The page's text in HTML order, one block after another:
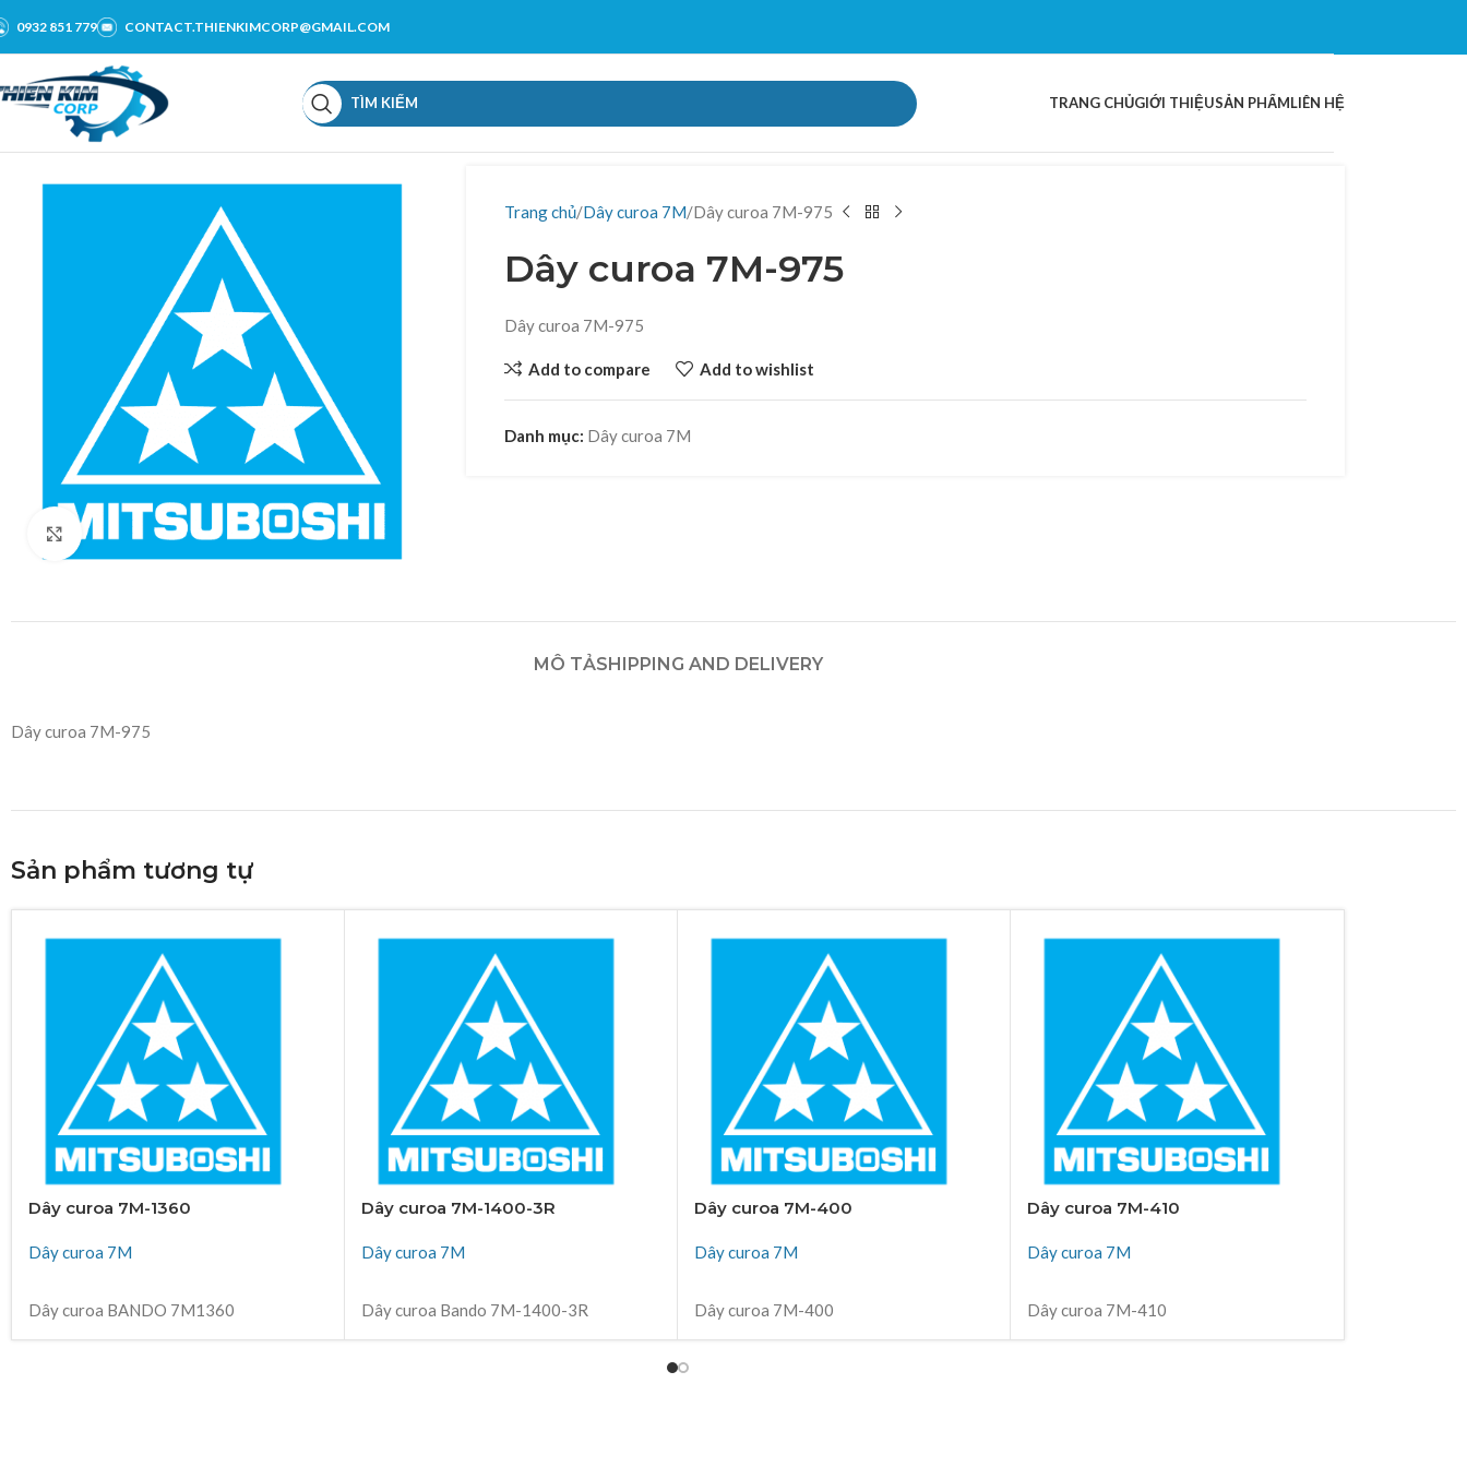
0932 851 779 CONTACT.THIENKIMCORP@GMAIL.COM
TÌM KIẾM TRANG CHỦGIỚI THIỆUSẢN PHẨMLIÊN HỆ
Click to enlarge
Trang chủ Dây curoa 7M Dây curoa 7M-975
Dây curoa 7M-975
Dây curoa 7M-975
Add to compare Add to wishlist
Danh mục: Dây curoa 7M
MÔ TẢSHIPPING AND DELIVERY
Dây curoa 7M-975
Sản phẩm tương tự
Dây curoa 7M-1360
Dây curoa 7M
Dây curoa BANDO 7M1360
Dây curoa 7M-1400-3R
Dây curoa 7M
Dây curoa Bando 7M-1400-3R
Dây curoa 7M-400
Dây curoa 7M
Dây curoa 7M-400
Dây curoa 7M-410
Dây curoa 7M
Dây curoa 7M-410